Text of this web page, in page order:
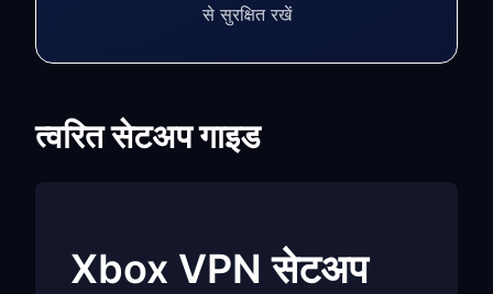
से सुरक्षित रखें
त्वरित सेटअप गाइड
Xbox VPN सेटअप